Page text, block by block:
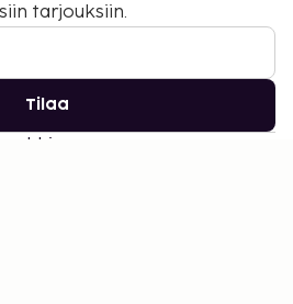
tarjouksiin.
Tilaa